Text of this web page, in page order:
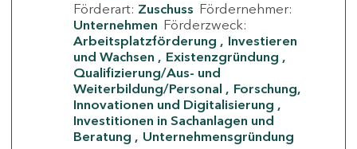
Förderart: Zuschuss Fördernehmer:
Unternehmen Förderzweck:
Arbeitsplatzförderung
Investieren
und Wachsen
Existenzgründung
Qualifizierung/Aus- und
Weiterbildung/Personal
Forschung,
Innovationen und Digitalisierung
Investitionen in Sachanlagen und
Beratung
Unternehmensgründung